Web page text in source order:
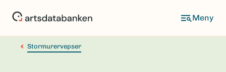
Stormurervepser